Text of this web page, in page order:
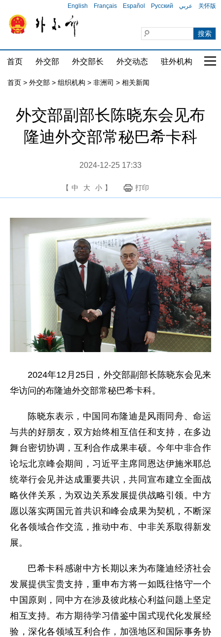
English Français Español Русский عربي 关怀版
首页 外交部 外交部长 外交动态 驻外机构 国
首页 > 外交部 > 组织机构 > 非洲司 > 相关新闻
外交部副部长陈晓东会见布
隆迪外交部常秘巴希卡科
2024-12-25 17:33
【 中 大 小 】 打印
2024年12月25日，外交部副部长陈晓东会见来
华访问的布隆迪外交部常秘巴希卡科。
陈晓东表示，中国同布隆迪是风雨同舟、命运
与共的好朋友，双方始终相互信任和支持，在多边
舞台密切协调，互利合作成果丰硕。今年中非合作
论坛北京峰会期间，习近平主席同恩达伊施米耶总
统举行会见并达成重要共识，共同宣布建立全面战
略伙伴关系，为双边关系发展提供战略引领。中方
愿以落实两国元首共识和峰会成果为契机，不断深
化各领域合作交流，推动中布、中非关系取得新发
展。
巴希卡科感谢中方长期以来为布隆迪经济社会
发展提供宝贵支持，重申布方将一如既往恪守一个
中国原则，同中方在涉及彼此核心利益问题上坚定
相互支持。布方期待学习借鉴中国式现代化发展经
验，深化各领域互利合作，加强地区和国际事务协